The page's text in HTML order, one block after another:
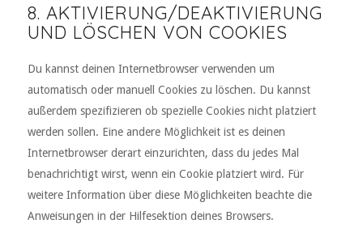
8. AKTIVIERUNG/DEAKTIVIERUNG
UND LÖSCHEN VON COOKIES
Du kannst deinen Internetbrowser verwenden um
automatisch oder manuell Cookies zu löschen. Du kannst
außerdem spezifizieren ob spezielle Cookies nicht platziert
werden sollen. Eine andere Möglichkeit ist es deinen
Internetbrowser derart einzurichten, dass du jedes Mal
benachrichtigt wirst, wenn ein Cookie platziert wird. Für
weitere Information über diese Möglichkeiten beachte die
Anweisungen in der Hilfesektion deines Browsers.